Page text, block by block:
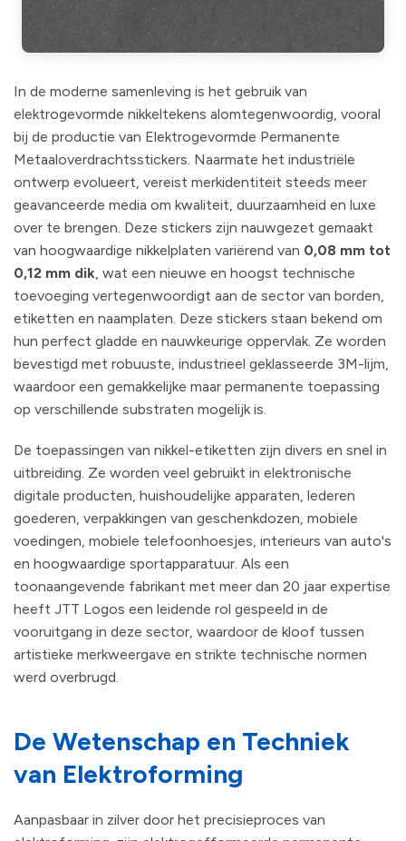
In de moderne samenleving is het gebruik van
elektrogevormde nikkeltekens alomtegenwoordig, vooral
bij de productie van Elektrogevormde Permanente
Metaaloverdrachtsstickers. Naarmate het industriële
ontwerp evolueert, vereist merkidentiteit steeds meer
geavanceerde media om kwaliteit, duurzaamheid en luxe
over te brengen. Deze stickers zijn nauwgezet gemaakt
van hoogwaardige nikkelplaten variërend van 0,08 mm tot
0,12 mm dik , wat een nieuwe en hoogst technische
toevoeging vertegenwoordigt aan de sector van borden,
etiketten en naamplaten. Deze stickers staan bekend om
hun perfect gladde en nauwkeurige oppervlak. Ze worden
bevestigd met robuuste, industrieel geklasseerde 3M-lijm,
waardoor een gemakkelijke maar permanente toepassing
op verschillende substraten mogelijk is.
De toepassingen van nikkel-etiketten zijn divers en snel in
uitbreiding. Ze worden veel gebruikt in elektronische
digitale producten, huishoudelijke apparaten, lederen
goederen, verpakkingen van geschenkdozen, mobiele
voedingen, mobiele telefoonhoesjes, interieurs van auto's
en hoogwaardige sportapparatuur. Als een
toonaangevende fabrikant met meer dan 20 jaar expertise
heeft JTT Logos een leidende rol gespeeld in de
vooruitgang in deze sector, waardoor de kloof tussen
artistieke merkweergave en strikte technische normen
werd overbrugd.
De Wetenschap en Techniek
van Elektroforming
Aanpasbaar in zilver door het precisieproces van